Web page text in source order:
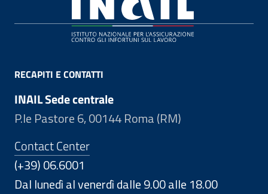
RECAPITI E CONTATTI
INAIL Sede centrale
P.le Pastore 6, 00144 Roma (RM)
Contact Center
(+39) 06.6001
Dal lunedì al venerdì dalle 9.00 alle 18.00